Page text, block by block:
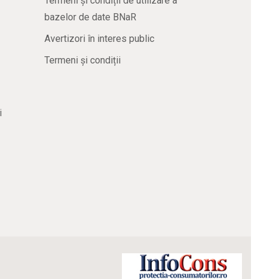
bazelor de date BNaR
Avertizori în interes public
Termeni și condiții